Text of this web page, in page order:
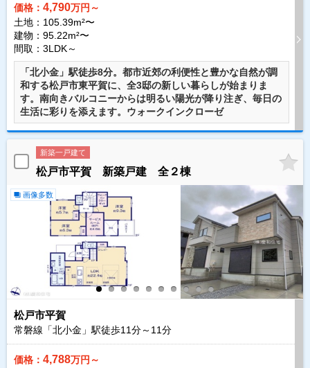
価格： 4,790万円～
土地：105.39m²〜
建物：95.22m²〜
間取：3LDK～
「北小金」駅徒歩8分。都市近郊の利便性と豊かな自然が調
和する松戸市東平賀に、全3邸の新しい暮らしが始まりま
す。南向きバルコニーからは明るい陽光が降り注ぎ、毎日の
生活に彩りを添えます。ウォークインクローゼ
新築一戸建て
松戸市平賀 新築戸建 全２棟
画像多数
松戸市平賀
常磐線「北小金」駅徒歩11分～ 11分
価格： 4,788万円～